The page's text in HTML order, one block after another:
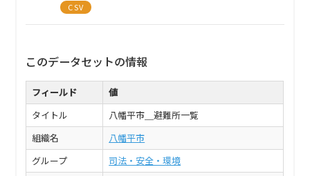
CSV
このデータセットの情報
フィールド
値
タイトル
八幡平市＿避難所一覧
組織名
八幡平市
グループ
司法・安全・環境